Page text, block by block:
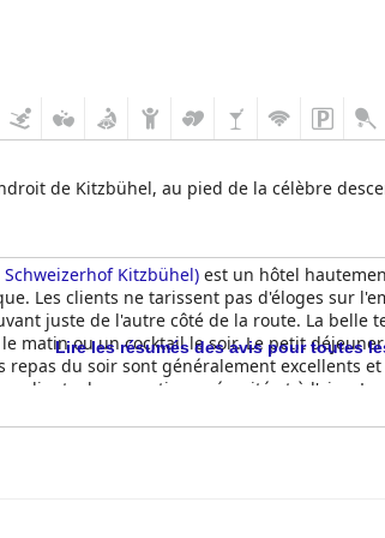
de Kitzbühel, au pied de la célèbre
Kitzbühel) est un hôtel
Les clients ne tarissent pas d'éloges sur
juste de l'autre côté de la route. La belle
matin ou un cocktail le soir. Le petit
du soir sont généralement excellents
clients de se sentir en sécurité et à l'aise.
de bien-être moderne et spacieuse
la chaleur de la piscine chauffée.
pour les familles souhaitant passer des
Lire les résumés des avis pour toutes